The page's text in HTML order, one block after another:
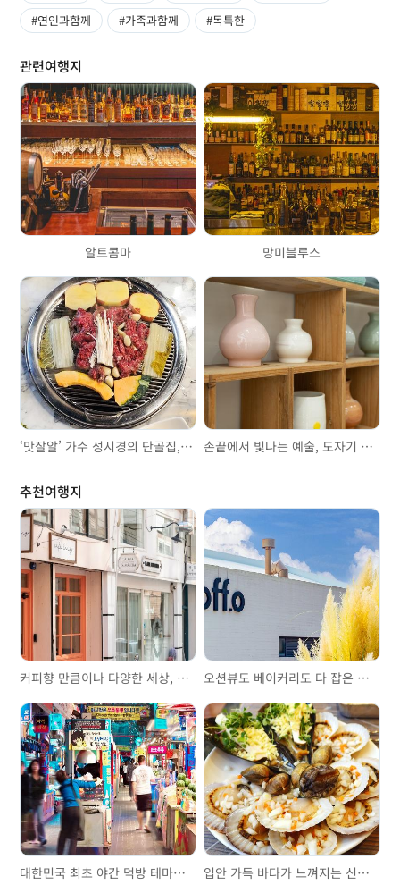
#연인과함께
#가족과함께 #독특한
관련여행지
알트콤마 망미블루스
‘맛잘알’ 가수 성시경의 단골집, ‘진미언양불고기’ 손끝에서 빛나는 예술, 도자기 만들기 체험 그린온더브라운
추천여행지
커피향 만큼이나 다양한 세상, 전포카페거리와 전포공구길 오션뷰도 베이커리도 다 잡은 맛집, 핫한 대형 오션뷰 카페 기장 ‘오프오’
대한민국 최초 야간 먹방 테마파크, 부평깡통야시장 입안 가득 바다가 느껴지는 신선함 그 자체! 청사포 '도희네 조개구이'